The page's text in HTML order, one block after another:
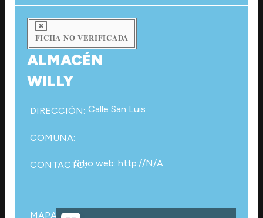
FICHA NO VERIFICADA
ALMACÉN
WILLY
DIRECCIÓN: Calle San Luis
COMUNA:
CONTACTO:Sitio web: http://N/A
MAPA: